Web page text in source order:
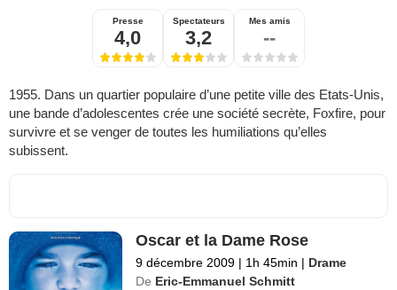
Presse
4,0
Spectateurs
3,2
Mes amis
--
1955. Dans un quartier populaire d’une petite ville des Etats-Unis,
une bande d’adolescentes crée une société secrète, Foxfire, pour
survivre et se venger de toutes les humiliations qu’elles
subissent.
Oscar et la Dame Rose
9 décembre 2009 | 1h 45min | Drame
De Eric-Emmanuel Schmitt